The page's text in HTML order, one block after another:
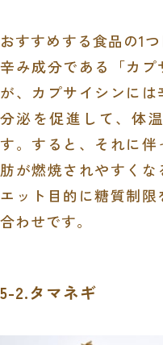
おすすめする食品の1
辛み成分である「カ
が、カプサイシンに
分泌を促進して、体
す。すると、それに
肪が燃焼されやすく
エット目的に糖質制
合わせです。
5-2.タマネギ